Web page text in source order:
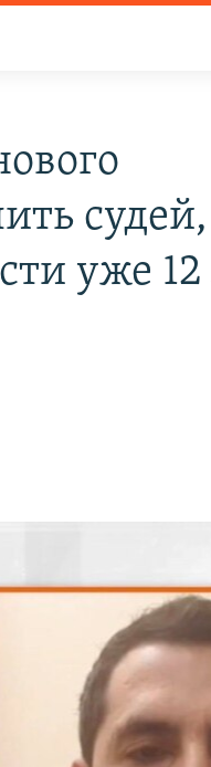
судей,
уже 12